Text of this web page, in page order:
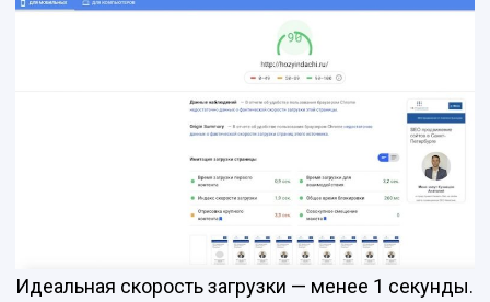
Идеальная скорость загрузки — менее 1 секунды.